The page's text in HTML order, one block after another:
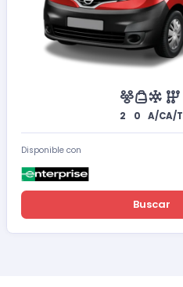
2 0 A/CA/T
Disponible con
Buscar